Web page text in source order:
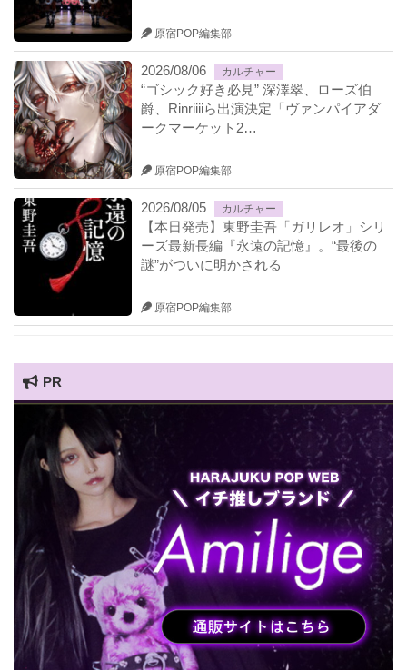
原宿POP編集部
2026/08/06 カルチャー
“ゴシック好き必見” 深澤翠、ローズ伯
爵、Rinriiiiら出演決定「ヴァンパイアダ
ークマーケット2…
原宿POP編集部
2026/08/05 カルチャー
【本日発売】東野圭吾「ガリレオ」シリ
ーズ最新長編『永遠の記憶』。“最後の
謎”がついに明かされる
原宿POP編集部
PR
HARAJUKU POP TV